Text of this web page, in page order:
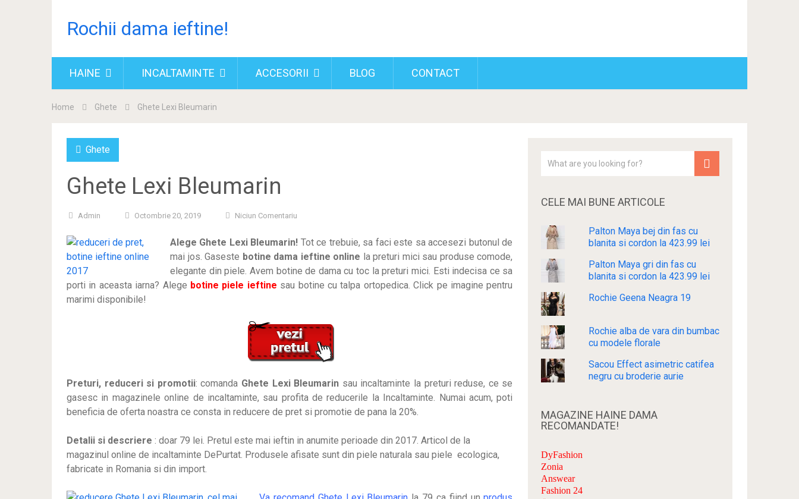
Rochii dama ieftine!
HAINE INCALTAMINTE ACCESORII BLOG CONTACT
Home Ghete Ghete Lexi Bleumarin
Ghete
Ghete Lexi Bleumarin
Admin Octombrie 20, 2019 Niciun Comentariu
Alege Ghete Lexi Bleumarin! Tot ce trebuie, sa faci este sa accesezi butonul de
mai jos. Gaseste botine dama ieftine online la preturi mici sau produse comode,
elegante din piele. Avem botine de dama cu toc la preturi mici. Esti indecisa ce sa
porti in aceasta iarna? Alege botine piele ieftine sau botine cu talpa ortopedica. Click pe imagine pentru
marimi disponibile!
Preturi, reduceri si promotii: comanda Ghete Lexi Bleumarin sau incaltaminte la preturi reduse, ce se
gasesc in magazinele online de incaltaminte, sau profita de reducerile la Incaltaminte. Numai acum, poti
beneficia de oferta noastra ce consta in reducere de pret si promotie de pana la 20%.
Detalii si descriere : doar 79 lei. Pretul este mai ieftin in anumite perioade din 2017. Articol de la
magazinul online de incaltaminte DePurtat. Produsele afisate sunt din piele naturala sau piele ecologica,
fabricate in Romania si din import.
CELE MAI BUNE ARTICOLE
Palton Maya bej din fas cu
blanita si cordon la 423.99 lei
Palton Maya gri din fas cu
blanita si cordon la 423.99 lei
Rochie Geena Neagra 19
Rochie alba de vara din bumbac
cu modele florale
Sacou Effect asimetric catifea
negru cu broderie aurie
MAGAZINE HAINE DAMA
RECOMANDATE!
DyFashion
Zonia
Answear
Fashion 24